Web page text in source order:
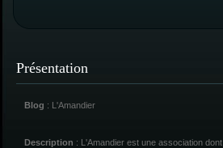
Présentation
Blog : L'Amandier
Description : L'Amandier est une association dont